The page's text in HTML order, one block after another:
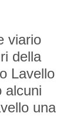
viario
della
Lavello
alcuni
una